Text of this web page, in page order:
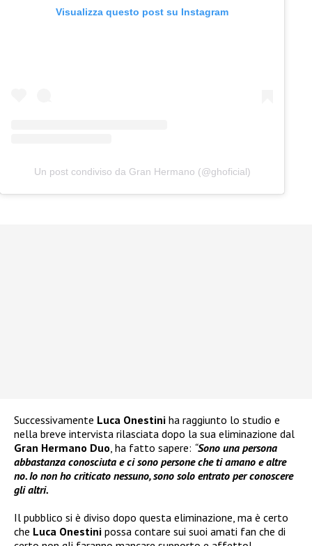
Visualizza questo post su Instagram
Un post condiviso da Gran Hermano (@ghoficial)
Successivamente Luca Onestini ha raggiunto lo studio e
nella breve intervista rilasciata dopo la sua eliminazione dal
Gran Hermano Duo , ha fatto sapere: “Sono una persona
abbastanza conosciuta e ci sono persone che ti amano e altre
no. Io non ho criticato nessuno, sono solo entrato per conoscere
gli altri.
Il pubblico si è diviso dopo questa eliminazione, ma è certo
che Luca Onestini possa contare sui suoi amati fan che di